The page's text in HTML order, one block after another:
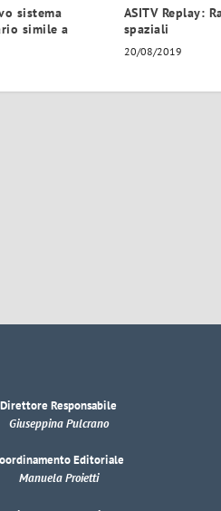
sistema
simile a
ASITV Replay:
spaziali
20/08/2019
Direttore Responsabile
Giuseppina Pulcrano
Editoriale
Manuela Proietti